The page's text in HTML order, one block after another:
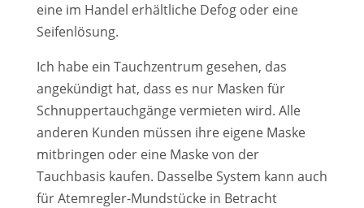
eine im Handel erhältliche Defog oder eine
Seifenlösung.
Ich habe ein Tauchzentrum gesehen, das
angekündigt hat, dass es nur Masken für
Schnuppertauchgänge vermieten wird. Alle
anderen Kunden müssen ihre eigene Maske
mitbringen oder eine Maske von der
Tauchbasis kaufen. Dasselbe System kann auch
für Atemregler-Mundstücke in Betracht